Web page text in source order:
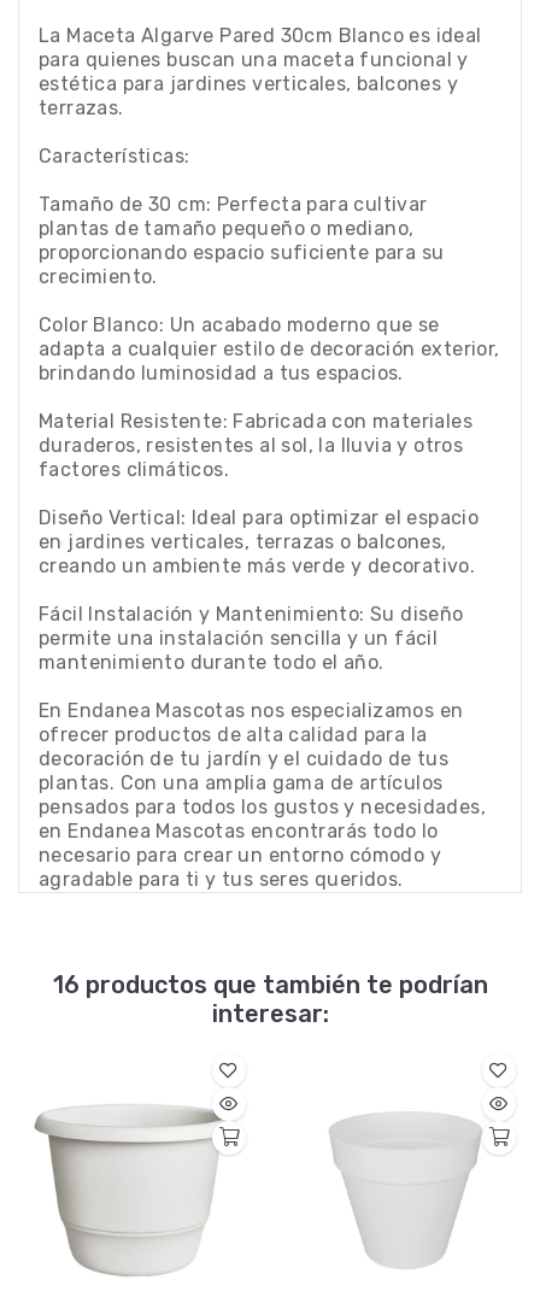
La Maceta Algarve Pared 30cm Blanco es ideal
para quienes buscan una maceta funcional y
estética para jardines verticales, balcones y
terrazas.
Características:
Tamaño de 30 cm: Perfecta para cultivar
plantas de tamaño pequeño o mediano,
proporcionando espacio suficiente para su
crecimiento.
Color Blanco: Un acabado moderno que se
adapta a cualquier estilo de decoración exterior,
brindando luminosidad a tus espacios.
Material Resistente: Fabricada con materiales
duraderos, resistentes al sol, la lluvia y otros
factores climáticos.
Diseño Vertical: Ideal para optimizar el espacio
en jardines verticales, terrazas o balcones,
creando un ambiente más verde y decorativo.
Fácil Instalación y Mantenimiento: Su diseño
permite una instalación sencilla y un fácil
mantenimiento durante todo el año.
En Endanea Mascotas nos especializamos en
ofrecer productos de alta calidad para la
decoración de tu jardín y el cuidado de tus
plantas. Con una amplia gama de artículos
pensados para todos los gustos y necesidades,
en Endanea Mascotas encontrarás todo lo
necesario para crear un entorno cómodo y
agradable para ti y tus seres queridos.
16 productos que también te podrían
interesar: